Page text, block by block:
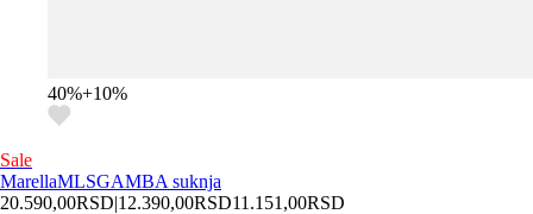
40%+10%
Sale
MarellaMLSGAMBA suknja
20.590,00RSD|12.390,00RSD11.151,00RSD